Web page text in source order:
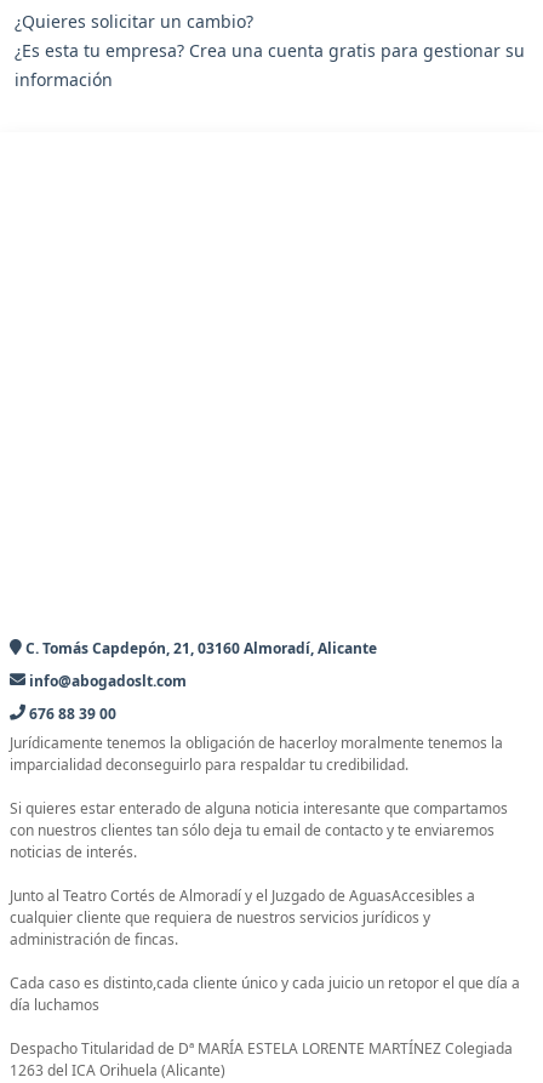
¿Quieres solicitar un cambio?
¿Es esta tu empresa? Crea una cuenta gratis para gestionar su
información
C. Tomás Capdepón, 21, 03160 Almoradí, Alicante
info@abogadoslt.com
676 88 39 00
Jurídicamente tenemos la obligación de hacerloy moralmente tenemos la
imparcialidad deconseguirlo para respaldar tu credibilidad.
Si quieres estar enterado de alguna noticia interesante que compartamos
con nuestros clientes tan sólo deja tu email de contacto y te enviaremos
noticias de interés.
Junto al Teatro Cortés de Almoradí y el Juzgado de AguasAccesibles a
cualquier cliente que requiera de nuestros servicios jurídicos y
administración de fincas.
Cada caso es distinto,cada cliente único y cada juicio un retopor el que día a
día luchamos
Despacho Titularidad de Dª MARÍA ESTELA LORENTE MARTÍNEZ Colegiada
1263 del ICA Orihuela (Alicante)